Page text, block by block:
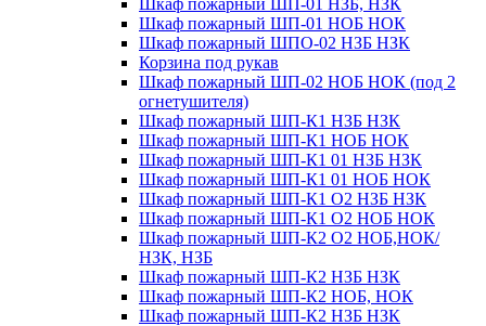
Шкаф пожарный ШП-01 НЗБ, НЗК
Шкаф пожарный ШП-01 НОБ НОК
Шкаф пожарный ШПО-02 НЗБ НЗК
Корзина под рукав
Шкаф пожарный ШП-02 НОБ НОК (под 2
огнетушителя)
Шкаф пожарный ШП-К1 НЗБ НЗК
Шкаф пожарный ШП-К1 НОБ НОК
Шкаф пожарный ШП-К1 01 НЗБ НЗК
Шкаф пожарный ШП-К1 01 НОБ НОК
Шкаф пожарный ШП-К1 О2 НЗБ НЗК
Шкаф пожарный ШП-К1 О2 НОБ НОК
Шкаф пожарный ШП-К2 О2 НОБ,НОК/
НЗК, НЗБ
Шкаф пожарный ШП-К2 НЗБ НЗК
Шкаф пожарный ШП-К2 НОБ, НОК
Шкаф пожарный ШП-К2 НЗБ НЗК